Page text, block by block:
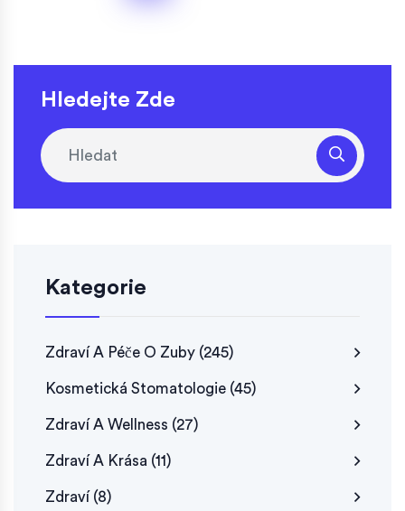
Hledejte Zde
Kategorie
Zdraví A Péče O Zuby (245)
Kosmetická Stomatologie (45)
Zdraví A Wellness (27)
Zdraví A Krása (11)
Zdraví (8)